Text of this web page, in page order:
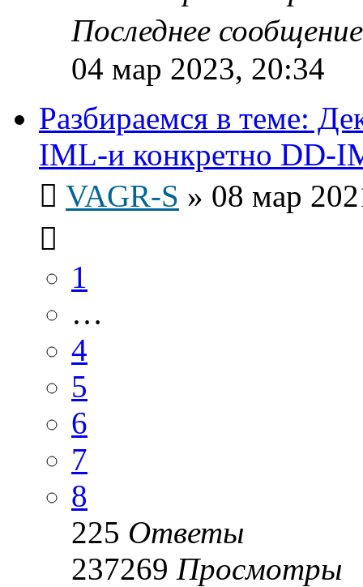
Последнее
04 мар 2023, 20:34
Разбираемся в теме:
IML-и конкретно DD-
VAGR-S » 08 мар
1
…
4
5
6
7
8
225 Ответы
237269 Просмотры